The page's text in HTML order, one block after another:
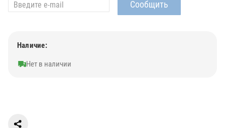
Наличие:
Нет в наличии